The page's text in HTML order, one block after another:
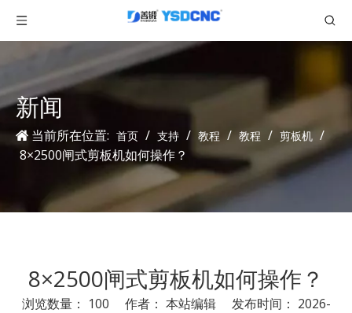
新闻
当前所在位置: 首页 / 支持 / 教程 / 教程 / 剪板机 /
8×2500闸式剪板机如何操作？
8×2500闸式剪板机如何操作？
浏览数量： 100 作者： 本站编辑 发布时间： 2026-